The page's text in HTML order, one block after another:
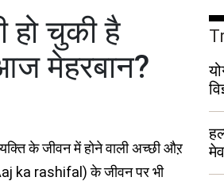
हो चुकी है
मेहरबान?
के जीवन में होने वाली अच्छी औऱ
ka rashifal) के जीवन पर भी